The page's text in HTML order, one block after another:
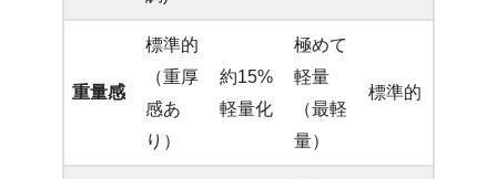
重量感
標準的
（重厚
感あ
り）
約15%
軽量化
極めて
軽量
（最軽
量）
標準的